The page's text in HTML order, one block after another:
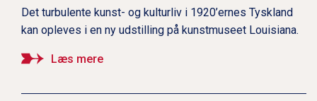
Det turbulente kunst- og kulturliv i 1920’ernes Tyskland
kan opleves i en ny udstilling på kunstmuseet Louisiana.
Læs mere